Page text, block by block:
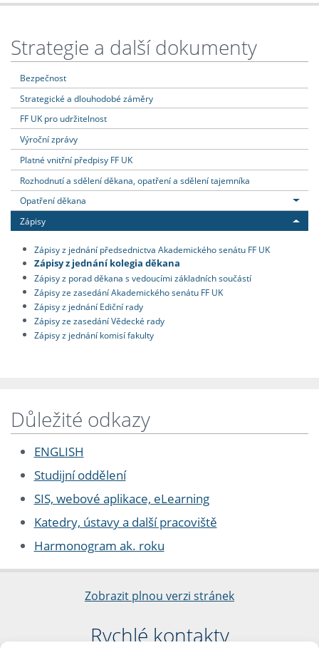
Strategie a další dokumenty
Bezpečnost
Strategické a dlouhodobé záměry
FF UK pro udržitelnost
Výroční zprávy
Platné vnitřní předpisy FF UK
Rozhodnutí a sdělení děkana, opatření a sdělení tajemníka
Opatření děkana
Zápisy
Zápisy z jednání předsednictva Akademického senátu FF UK
Zápisy z jednání kolegia děkana
Zápisy z porad děkana s vedoucími základních součástí
Zápisy ze zasedání Akademického senátu FF UK
Zápisy z jednání Ediční rady
Zápisy ze zasedání Vědecké rady
Zápisy z jednání komisí fakulty
Důležité odkazy
ENGLISH
Studijní oddělení
SIS, webové aplikace, eLearning
Katedry, ústavy a další pracoviště
Harmonogram ak. roku
Zobrazit plnou verzi stránek
Rychlé kontakty